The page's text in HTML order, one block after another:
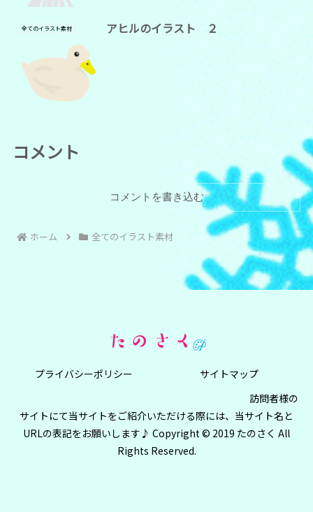
全てのイラスト素材 アヒルのイラスト ２
コメント
コメントを書き込む
ホーム 全てのイラスト素材
プライバシーポリシー
サイトマップ
訪問者様の
サイトにて当サイトをご紹介いただける際には、当サイト名と
URLの表記をお願いします♪ Copyright © 2019 たのさく All
Rights Reserved.